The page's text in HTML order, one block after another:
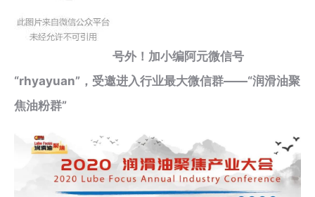
号外！加小编阿元微信号
“rhyayuan”，受邀进入行业最大微信群——“润滑油聚
焦油粉群”